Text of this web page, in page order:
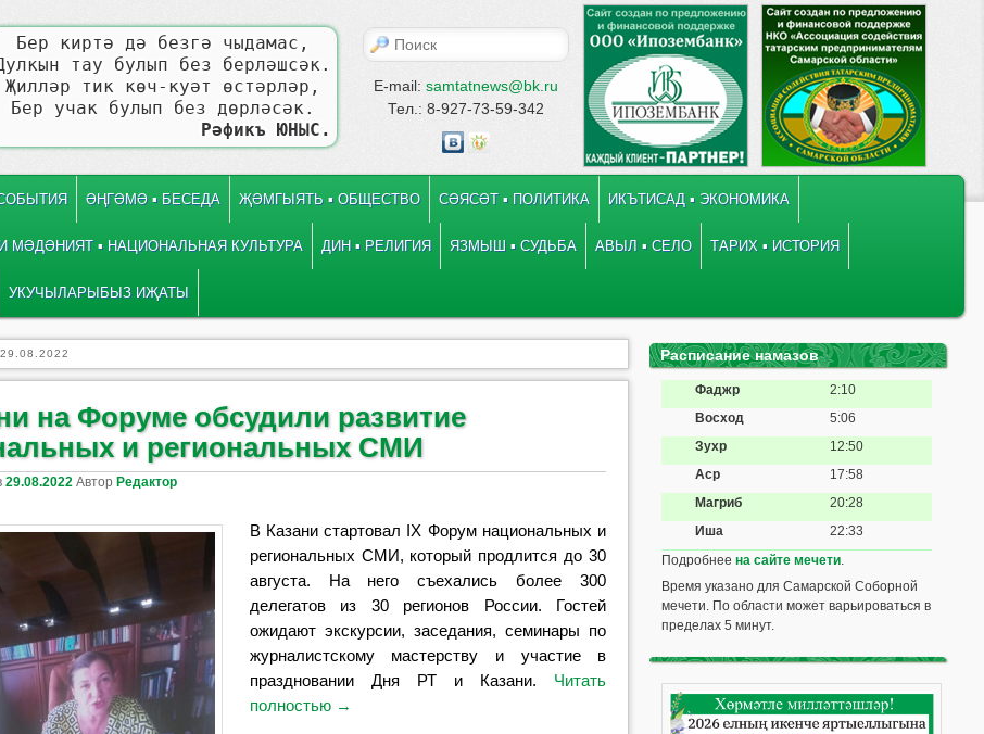
Бер киртә дә безгә чыдамас,
тау булып без берләшсәк.
Җилләр тик көч-куәт өстәрләр,
Бер учак булып без дөрләсәк.
Рәфикъ ЮНЫС.
E-mail: samtatnews@bk.ru
Тел.: 8-927-73-59-342
ӘҢГӘМӘ ▪ БЕСЕДА ҖӘМГЫЯТЬ ▪ ОБЩЕСТВО СӘЯСӘТ ▪ ПОЛИТИКА ИКЪТИСАД ▪ ЭКОНОМИКА
МӘДӘНИЯТ ▪ НАЦИОНАЛЬНАЯ КУЛЬТУРА ДИН ▪ РЕЛИГИЯ ЯЗМЫШ ▪ СУДЬБА АВЫЛ ▪ СЕЛО ТАРИХ ▪ ИСТОРИЯ
УКУЧЫЛАРЫБЫЗ ИҖАТЫ
29.08.2022
на Форуме обсудили развитие
и региональных СМИ
29.08.2022 АвторРедактор
В Казани стартовал IX Форум национальных и
региональных СМИ, который продлится до 30
августа. На него съехались более 300
делегатов из 30 регионов России. Гостей
ожидают экскурсии, заседания, семинары по
журналистскому мастерству и участие в
праздновании Дня РТ и Казани. Читать
полностью →
Расписание намазов
Фаджр
2:10
Восход
5:06
Зухр
12:50
Аср
17:58
Магриб
20:28
Иша
22:33
Подробнеена сайте мечети.
Время указано для Самарской Соборной
мечети. По области может варьироваться в
пределах 5 минут.